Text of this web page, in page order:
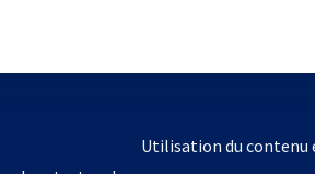
Utilisation du contenu